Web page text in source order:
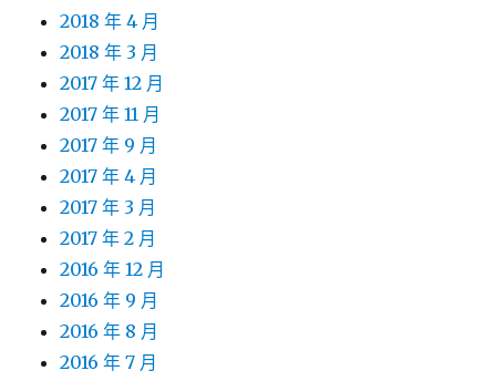
2018 年 4 月
2018 年 3 月
2017 年 12 月
2017 年 11 月
2017 年 9 月
2017 年 4 月
2017 年 3 月
2017 年 2 月
2016 年 12 月
2016 年 9 月
2016 年 8 月
2016 年 7 月